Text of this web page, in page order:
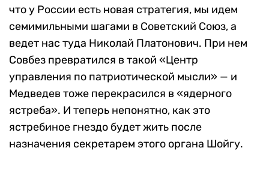
что у России есть новая стратегия, мы идем
семимильными шагами в Советский Союз, а
ведет нас туда Николай Платонович. При нем
Совбез превратился в такой «Центр
управления по патриотической мысли» — и
Медведев тоже перекрасился в «ядерного
ястреба». И теперь непонятно, как это
ястребиное гнездо будет жить после
назначения секретарем этого органа Шойгу.